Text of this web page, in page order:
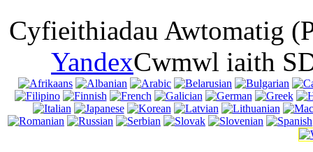
Cyfieithiadau Awtomatig
YandexCwmwl iaith